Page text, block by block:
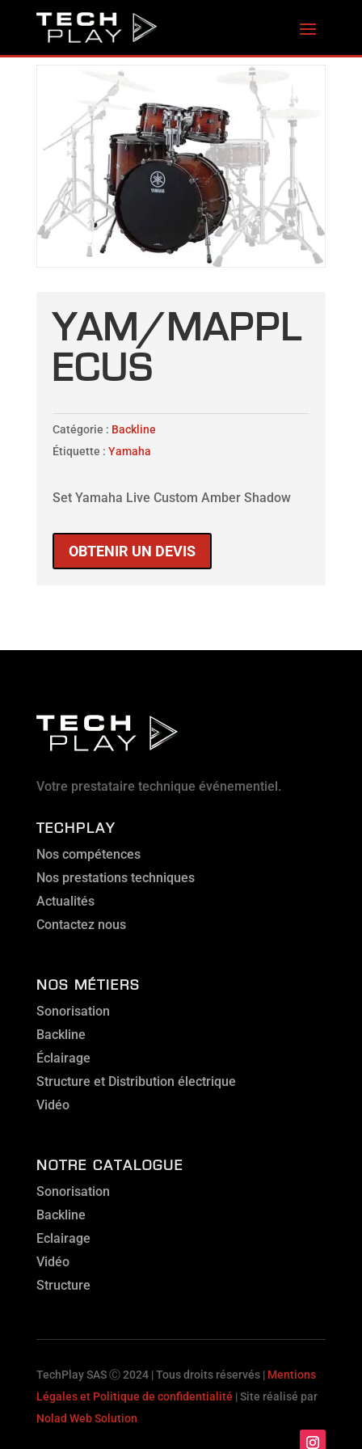
YAM/MAPPL
ECUS
Catégorie : Backline
Étiquette : Yamaha
Set Yamaha Live Custom Amber Shadow
OBTENIR UN DEVIS
Votre prestataire technique événementiel.
TECHPLAY
Nos compétences
Nos prestations techniques
Actualités
Contactez nous
NOS MÉTIERS
Sonorisation
Backline
Éclairage
Structure et Distribution électrique
Vidéo
NOTRE CATALOGUE
Sonorisation
Backline
Eclairage
Vidéo
Structure
TechPlay SAS Ⓒ 2024 | Tous droits réservés | Mentions
Légales et Politique de confidentialité | Site réalisé par
Nolad Web Solution